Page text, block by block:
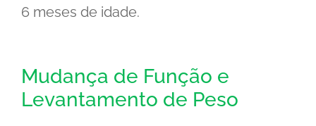
6 meses de idade.
Mudança de Função e
Levantamento de Peso